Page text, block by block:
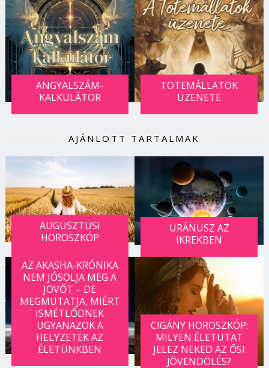
ANGYALSZÁM-
KALKULÁTOR
TOTEMÁLLATOK
ÜZENETE
AJÁNLOTT TARTALMAK
AUGUSZTUSI
HOROSZKÓP
URÁNUSZ AZ
IKREKBEN
AZ AKASHA-KRÓNIKA
NEM JÓSOLJA MEG A
JÖVŐT – DE
MEGMUTATJA, MIÉRT
ISMÉTLŐDNEK
UGYANAZOK A
HELYZETEK AZ
ÉLETÜNKBEN
CIGÁNY HOROSZKÓP:
MILYEN ÉLETUTAT
JELEZ NEKED AZ ŐSI
JÖVENDÖLÉS?
Jelszó
Mégse Bejelentkezés